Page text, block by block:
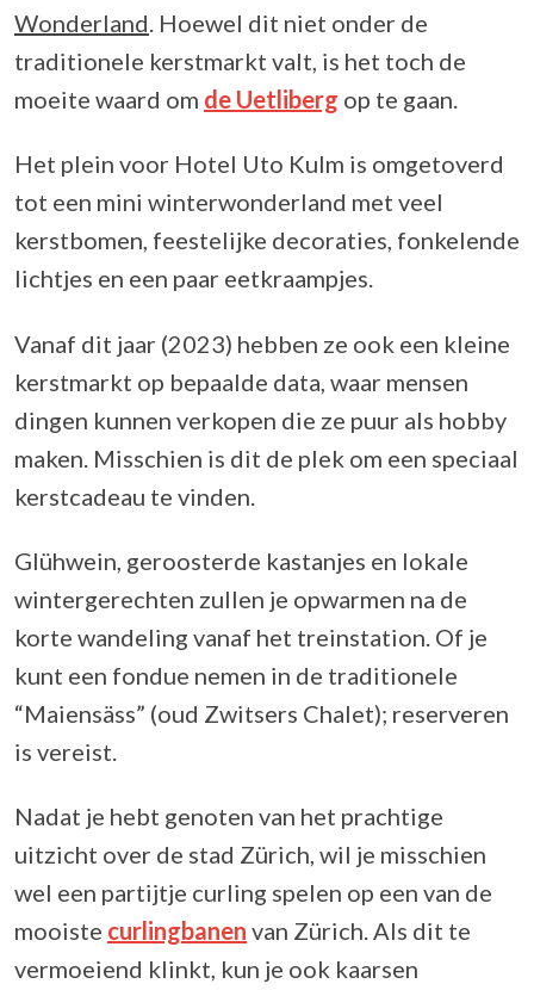
Wonderland . Hoewel dit niet onder de
traditionele kerstmarkt valt, is het toch de
moeite waard om de Uetliberg op te gaan.
Het plein voor Hotel Uto Kulm is omgetoverd
tot een mini winterwonderland met veel
kerstbomen, feestelijke decoraties, fonkelende
lichtjes en een paar eetkraampjes.
Vanaf dit jaar (2023) hebben ze ook een kleine
kerstmarkt op bepaalde data, waar mensen
dingen kunnen verkopen die ze puur als hobby
maken. Misschien is dit de plek om een speciaal
kerstcadeau te vinden.
Glühwein, geroosterde kastanjes en lokale
wintergerechten zullen je opwarmen na de
korte wandeling vanaf het treinstation. Of je
kunt een fondue nemen in de traditionele
“Maiensäss” (oud Zwitsers Chalet); reserveren
is vereist.
Nadat je hebt genoten van het prachtige
uitzicht over de stad Zürich, wil je misschien
wel een partijtje curling spelen op een van de
mooiste curlingbanen van Zürich. Als dit te
vermoeiend klinkt, kun je ook kaarsen